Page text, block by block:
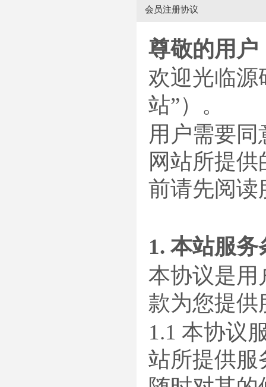
会员注册协议
尊敬的用户
欢迎光临源
站”）。
用户需要
网站所提
前请先阅读
1. 本站服
本协议是用
款为您提供
1.1 本协议
站所提供服